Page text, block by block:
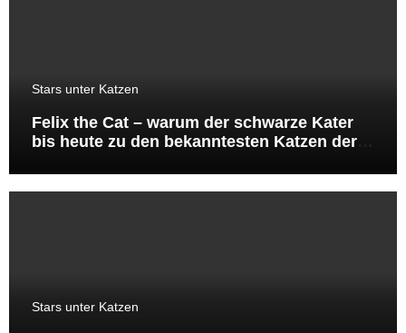
Stars unter Katzen
Felix the Cat – warum der schwarze Kater
bis heute zu den bekanntesten Katzen der
Stars unter Katzen